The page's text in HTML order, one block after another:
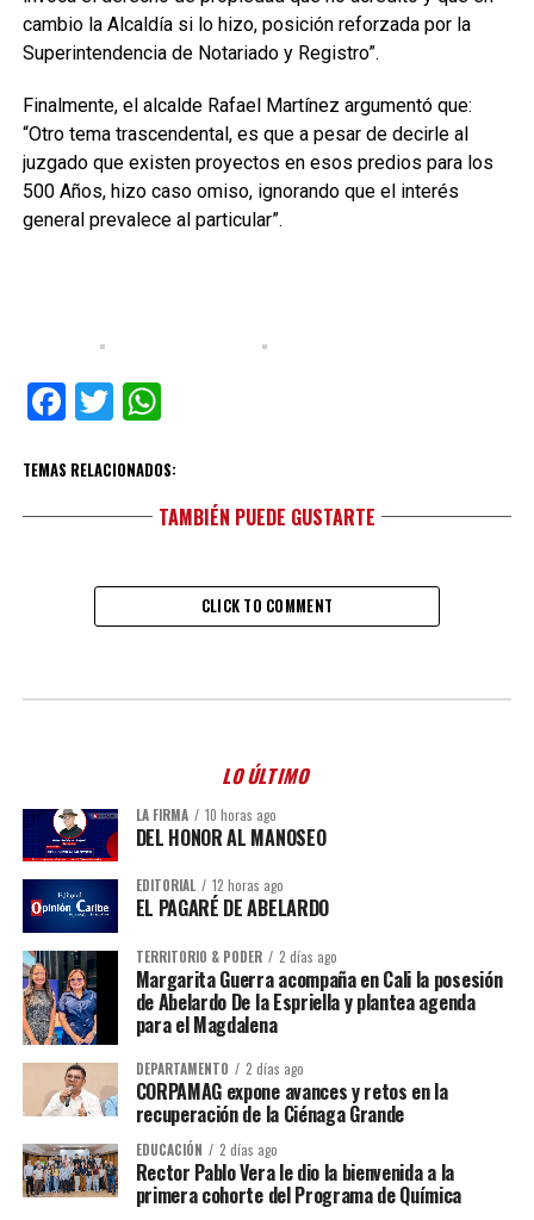
cambio la Alcaldía si lo hizo, posición reforzada por la
Superintendencia de Notariado y Registro”.
Finalmente, el alcalde Rafael Martínez argumentó que:
“Otro tema trascendental, es que a pesar de decirle al
juzgado que existen proyectos en esos predios para los
500 Años, hizo caso omiso, ignorando que el interés
general prevalece al particular”.
Facebook
TwitterWhatsApp
TEMAS RELACIONADOS:
TAMBIÉN PUEDE GUSTARTE
CLICK TO COMMENT
LO ÚLTIMO
LA FIRMA 10 horas ago
DEL HONOR AL MANOSEO
EDITORIAL 12 horas ago
EL PAGARÉ DE ABELARDO
TERRITORIO & PODER 2 días ago
Margarita Guerra acompaña en Cali la posesión
de Abelardo De la Espriella y plantea agenda
para el Magdalena
DEPARTAMENTO 2 días ago
CORPAMAG expone avances y retos en la
recuperación de la Ciénaga Grande
EDUCACIÓN 2 días ago
Rector Pablo Vera le dio la bienvenida a la
primera cohorte del Programa de Química